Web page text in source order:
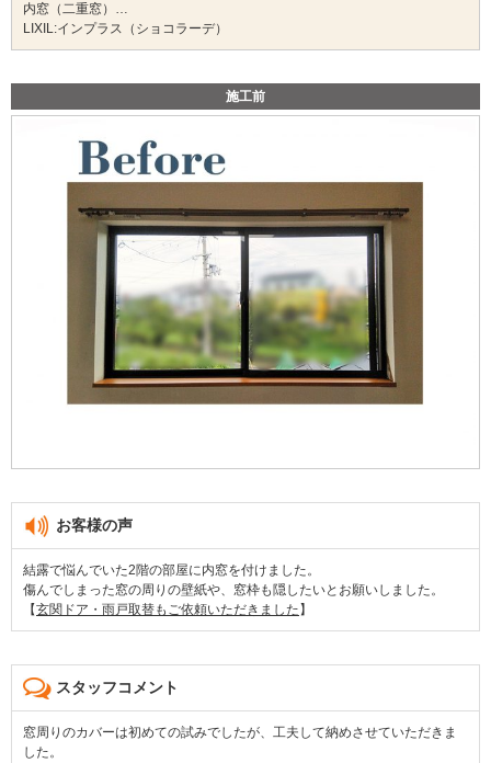
内窓（二重窓）…
LIXIL:インプラス（ショコラーデ）
施工前
お客様の声
結露で悩んでいた2階の部屋に内窓を付けました。
傷んでしまった窓の周りの壁紙や、窓枠も隠したいとお願いしました。
【玄関ドア・雨戸取替もご依頼いただきました 】
スタッフコメント
窓周りのカバーは初めての試みでしたが、工夫して納めさせていただきま
した。